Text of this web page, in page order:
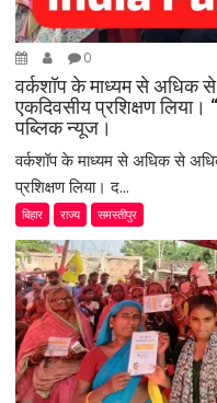
0
वर्कशॉप के माध्यम से अधिक
एकदिवसीय प्रशिक्षण
पब्लिक न्यूज।
वर्कशॉप के माध्यम से अधिक से
प्रशिक्षण लिया। द...
बिहार राज्य समस्तीपुर